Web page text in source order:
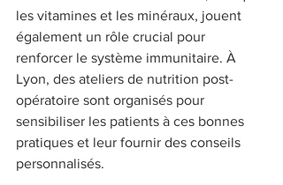
les vitamines et les minéraux, jouent
également un rôle crucial pour
renforcer le système immunitaire. À
Lyon, des ateliers de nutrition post-
opératoire sont organisés pour
sensibiliser les patients à ces bonnes
pratiques et leur fournir des conseils
personnalisés.